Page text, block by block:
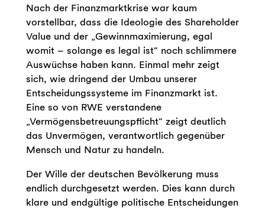
Nach der Finanzmarktkrise war kaum
vorstellbar, dass die Ideologie des Shareholder
Value und der „Gewinnmaximierung, egal
womit – solange es legal ist“ noch schlimmere
Auswüchse haben kann. Einmal mehr zeigt
sich, wie dringend der Umbau unserer
Entscheidungssysteme im Finanzmarkt ist.
Eine so von RWE verstandene
„Vermögensbetreuungspflicht“ zeigt deutlich
das Unvermögen, verantwortlich gegenüber
Mensch und Natur zu handeln.
Der Wille der deutschen Bevölkerung muss
endlich durchgesetzt werden. Dies kann durch
klare und endgültige politische Entscheidungen